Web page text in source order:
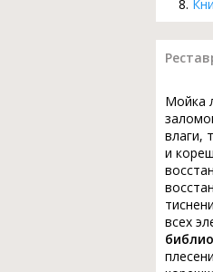
Мойка
влаги,
и
всех